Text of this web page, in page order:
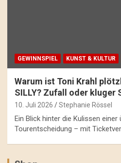
GEWINNSPIEL KUNST & KULTUR
Warum ist Toni Krahl
SILLY? Zufall oder kluger
10. Juli 2026 Stephanie Rössel
Ein Blick hinter die Kulissen einer
Tourentscheidung – mit